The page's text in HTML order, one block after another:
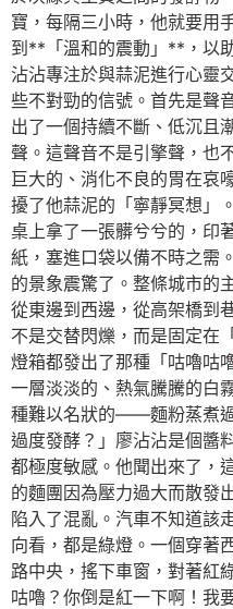
寶，每隔三小時，他就要用
到**「溫和的震動」**，以
沾沾專注於與蒜泥進行心靈
些不對勁的信號。首先是聲
出了一個持續不斷、低沉
聲。這聲音不是引擎聲，也
巨大的、消化不良的胃在哀
擾了他蒜泥的「寧靜冥想」
桌上拿了一張髒兮兮的，印
紙，塞進口袋以備不時之需
的景象震驚了。整條城市的
從東邊到西邊，從高架橋到
不是交替閃爍，而是固定在
燈箱都發出了那種「咕嚕咕
一層淡淡的、熱氣騰騰的白
種難以名狀的——麵粉蒸煮
過度發酵？」廖沾沾是個醬
都極度敏感。他聞出來了，
的麵團因為壓力過大而散發
陷入了混亂。汽車不知道該
向看，都是綠燈。一個穿著
路中央，搖下車窗，對著紅
咕嚕？你倒是紅一下啊！我